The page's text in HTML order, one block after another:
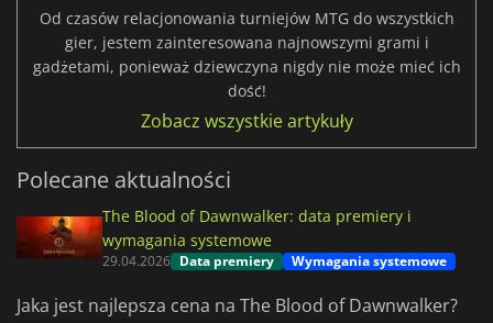
Od czasów relacjonowania turniejów MTG do wszystkich
gier, jestem zainteresowana najnowszymi grami i
gadżetami, ponieważ dziewczyna nigdy nie może mieć ich
dość!
Zobacz wszystkie artykuły
Polecane aktualności
The Blood of Dawnwalker: data premiery i
wymagania systemowe
29.04.2026 Data premiery Wymagania systemowe
Jaka jest najlepsza cena na The Blood of Dawnwalker?